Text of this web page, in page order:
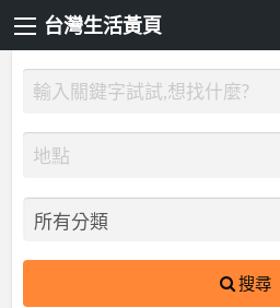
台灣生活黃頁
搜尋